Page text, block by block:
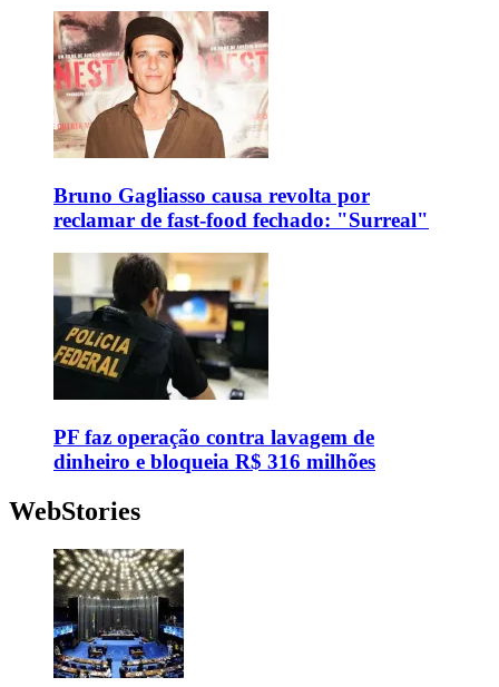
Bruno Gagliasso causa revolta por
reclamar de fast-food fechado: "Surreal"
PF faz operação contra lavagem de
dinheiro e bloqueia R$ 316 milhões
WebStories